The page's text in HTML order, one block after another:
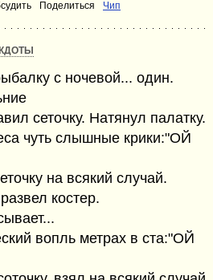
Поделиться Чип
с ночевой... один.
сеточку. Натянул палатку.
чуть слышные крики:"ОЙ
на всякий случай.
костер.
вопль метрах в ста:"ОЙ